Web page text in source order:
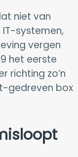
niet van
systemen,
vergen
het eerste
richting zo’n
gedreven box